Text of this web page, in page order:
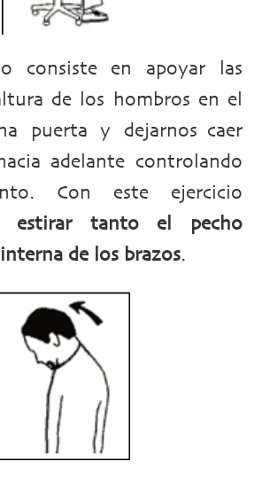
consiste en apoyar las
de los hombros en el
puerta y dejarnos caer
adelante controlando
Con este ejercicio
estirar tanto el pecho
de los brazos.